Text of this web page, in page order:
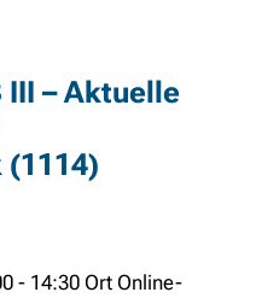
III – Aktuelle
- 14:30 Ort Online-